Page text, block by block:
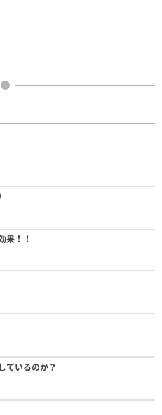
果！！
ているのか？